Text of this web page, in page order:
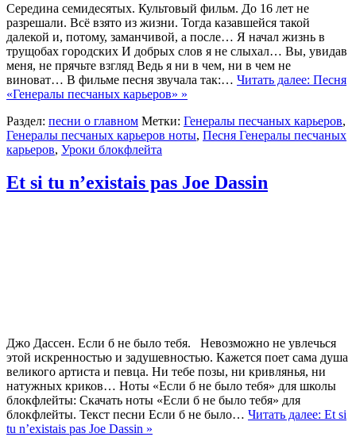
Середина семидесятых. Культовый фильм. До 16 лет не
разрешали. Всё взято из жизни. Тогда казавшейся такой
далекой и, потому, заманчивой, а после… Я начал жизнь в
трущобах городских И добрых слов я не слыхал… Вы, увидав
меня, не прячьте взгляд Ведь я ни в чем, ни в чем не
виноват… В фильме песня звучала так:… Читать далее: Песня
«Генералы песчаных карьеров» »
Раздел: песни о главном Метки: Генералы песчаных карьеров,
Генералы песчаных карьеров ноты, Песня Генералы песчаных
карьеров, Уроки блокфлейта
Et si tu n’existais pas Joe Dassin
Джо Дассен. Если б не было тебя. Невозможно не увлечься
этой искренностью и задушевностью. Кажется поет сама душа
великого артиста и певца. Ни тебе позы, ни кривлянья, ни
натужных криков… Ноты «Если б не было тебя» для школы
блокфлейты: Скачать ноты «Если б не было тебя» для
блокфлейты. Текст песни Если б не было… Читать далее: Et si
tu n’existais pas Joe Dassin »